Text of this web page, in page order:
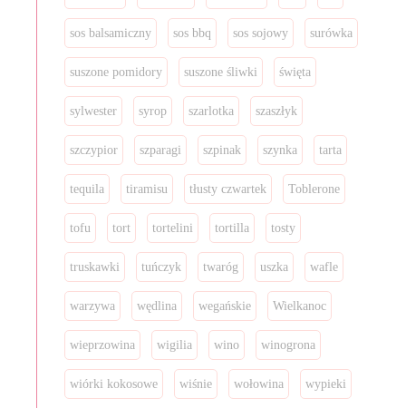
sos balsamiczny sos bbq sos sojowy surówka
suszone pomidory suszone śliwki święta
sylwester syrop szarlotka szaszłyk
szczypior szparagi szpinak szynka tarta
tequila tiramisu tłusty czwartek Toblerone
tofu tort tortelini tortilla tosty
truskawki tuńczyk twaróg uszka wafle
warzywa wędlina wegańskie Wielkanoc
wieprzowina wigilia wino winogrona
wiórki kokosowe wiśnie wołowina wypieki